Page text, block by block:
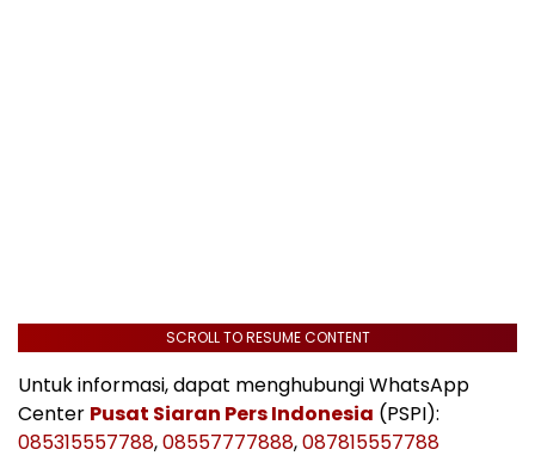
SCROLL TO RESUME CONTENT
Untuk informasi, dapat menghubungi WhatsApp
Center Pusat Siaran Pers Indonesia (PSPI):
085315557788,08557777888,087815557788